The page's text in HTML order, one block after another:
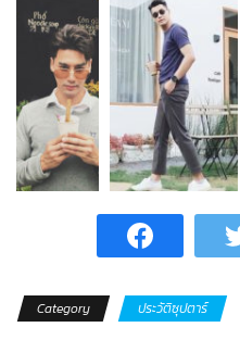
Category ประวัติซุปตาร์